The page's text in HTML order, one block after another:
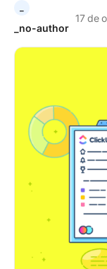
_no-author
17 de